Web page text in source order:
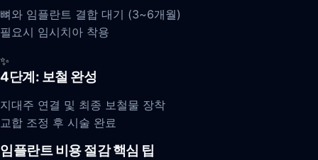
뼈와 임플란트 결합 대기 (3~6개월)
필요시 임시치아 착용
✨
4단계: 보철 완성
지대주 연결 및 최종 보철물 장착
교합 조정 후 시술 완료
임플란트 비용 절감 핵심 팁